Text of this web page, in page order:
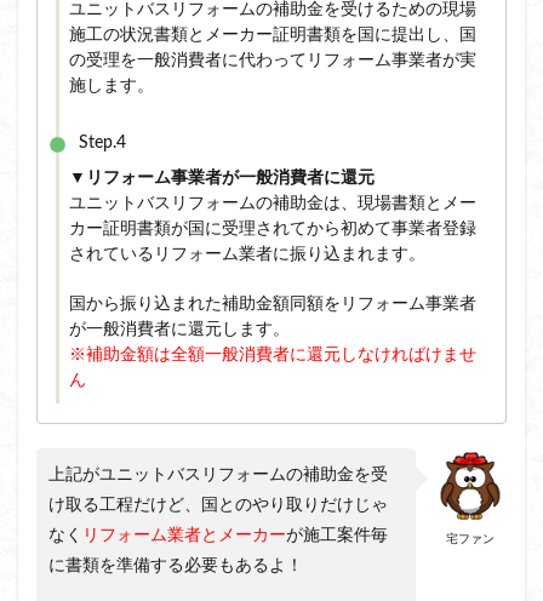
ユニットバスリフォームの補助金を受けるための現場
施工の状況書類とメーカー証明書類を国に提出し、国
の受理を一般消費者に代わってリフォーム事業者が実
施します。
Step.4
▼リフォーム事業者が一般消費者に還元
ユニットバスリフォームの補助金は、現場書類とメー
カー証明書類が国に受理されてから初めて事業者登録
されているリフォーム業者に振り込まれます。
国から振り込まれた補助金額同額をリフォーム事業者
が一般消費者に還元します。
※補助金額は全額一般消費者に還元しなければけませ
ん
宅ファン
上記がユニットバスリフォームの補助金を受
け取る工程だけど、国とのやり取りだけじゃ
なく リフォーム業者とメーカーが施工案件毎
に書類を準備する必要もあるよ！